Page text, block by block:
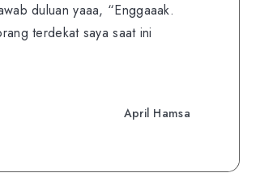
duluan yaaa, “Enggaaak.
terdekat saya saat ini
April Hamsa